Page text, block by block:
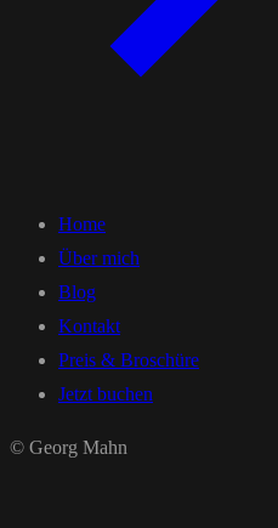
Home
Über mich
Blog
Kontakt
Preis & Broschüre
Jetzt buchen
© Georg Mahn